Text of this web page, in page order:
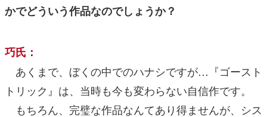
かでどういう作品なのでしょうか？
巧氏：
あくまで、ぼくの中でのハナシですが…『ゴースト
トリック』は、当時も今も変わらない自信作です。
もちろん、完璧な作品なんてあり得ませんが、シス